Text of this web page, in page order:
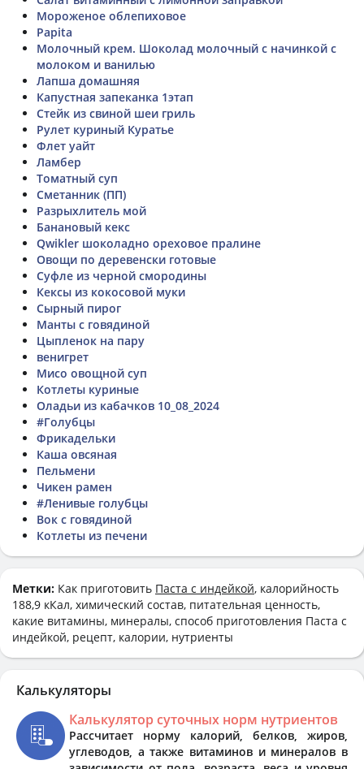
Мороженое облепиховое
Papita
Молочный крем. Шоколад молочный с начинкой с
молоком и ванилью
Лапша домашняя
Капустная запеканка 1этап
Стейк из свиной шеи гриль
Рулет куриный Куратье
Флет уайт
Ламбер
Томатный суп
Сметанник (ПП)
Разрыхлитель мой
Банановый кекс
Qwikler шоколадно ореховое пралине
Овощи по деревенски готовые
Суфле из черной смородины
Кексы из кокосовой муки
Сырный пирог
Манты с говядиной
Цыпленок на пару
венигрет
Мисо овощной суп
Котлеты куриные
Оладьи из кабачков 10_08_2024
#Голубцы
Фрикадельки
Каша овсяная
Пельмени
Чикен рамен
#Ленивые голубцы
Вок с говядиной
Котлеты из печени
Метки: Как приготовить Паста с индейкой, калорийность
188,9 кКал, химический состав, питательная ценность,
какие витамины, минералы, способ приготовления Паста с
индейкой, рецепт, калории, нутриенты
Калькуляторы
Калькулятор суточных норм нутриентов
Рассчитает норму калорий, белков, жиров,
углеводов, а также витаминов и минералов в